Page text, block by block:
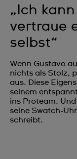
„Ich
vertraue
selbst“
Wenn Gustavo
nichts als Stolz,
aus. Diese
seinem
ins Proteam.
seine Swatch-
schreibt.